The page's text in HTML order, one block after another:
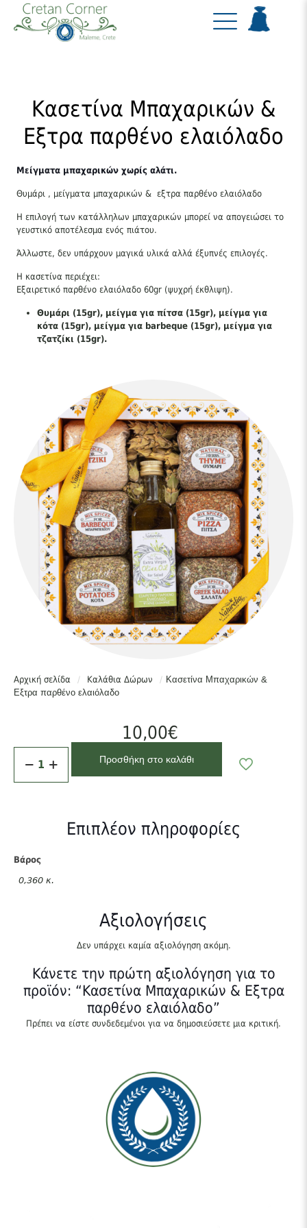
Κασετίνα Μπαχαρικών &
Εξτρα παρθένο ελαιόλαδο
Μείγματα μπαχαρικών χωρίς αλάτι.
Θυμάρι , μείγματα μπαχαρικών & εξτρα παρθένο ελαιόλαδο
Η επιλογή των κατάλληλων μπαχαρικών μπορεί να απογειώσει το
γευστικό αποτέλεσμα ενός πιάτου.
Άλλωστε, δεν υπάρχουν μαγικά υλικά αλλά έξυπνές επιλογές.
Η κασετίνα περιέχει:
Εξαιρετικό παρθένο ελαιόλαδο 60gr (ψυχρή έκθλιψη).
Θυμάρι (15gr), μείγμα για πίτσα (15gr), μείγμα για
κότα (15gr), μείγμα για barbeque (15gr), μείγμα για
τζατζίκι (15gr).
Αρχική σελίδα / Καλάθια Δώρων / Κασετίνα Μπαχαρικών &
Εξτρα παρθένο ελαιόλαδο
10,00€
Μπαχαρικών
Προσθήκη στο καλάθι
Αξιολογήσεις
Δεν υπάρχει καμία αξιολόγηση ακόμη.
Κάνετε την πρώτη αξιολόγηση για το
προϊόν: “Κασετίνα Μπαχαρικών & Εξτρα
παρθένο ελαιόλαδο”
Πρέπει να είστε συνδεδεμένοι για να δημοσιεύσετε μια κριτική.
Επιπλέον πληροφορίες
Βάρος
0,360 κ.